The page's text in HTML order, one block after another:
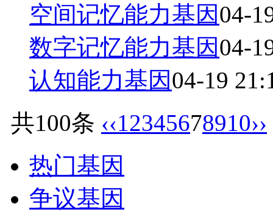
空间记忆能力基因04-
数字记忆能力基因04-
认知能力基因04-19
共100条 ‹‹12345678910››
热门基因
争议基因